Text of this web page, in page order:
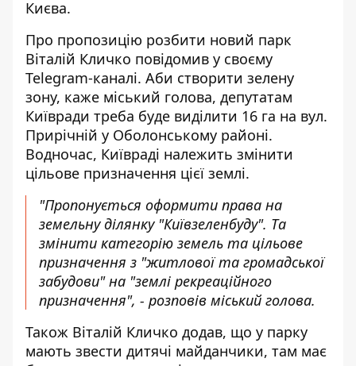
Києва.
Про пропозицію розбити новий парк
Віталій Кличко повідомив у своєму
Telegram-каналі. Аби створити зелену
зону, каже міський голова, депутатам
Київради треба буде виділити 16 га на вул.
Прирічній у Оболонському районі.
Водночас, Київраді належить змінити
цільове призначення цієї землі.
"Пропонується оформити права на
земельну ділянку "Київзеленбуду". Та
змінити категорію земель та цільове
призначення з "житлової та громадської
забудови" на "землі рекреаційного
призначення", - розповів міський голова.
Також Віталій Кличко додав, що у парку
мають звести дитячі майданчики, там має